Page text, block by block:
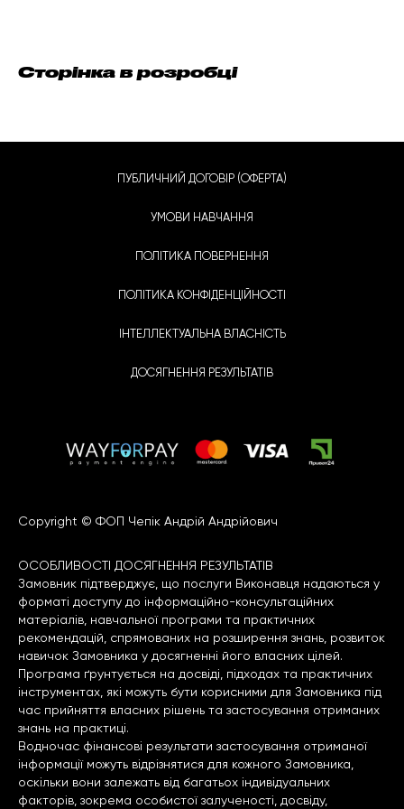
Сторінка в розробці
ПУБЛИЧНИЙ ДОГОВІР (ОФЕРТА)
УМОВИ НАВЧАННЯ
ПОЛІТИКА ПОВЕРНЕННЯ
ПОЛІТИКА КОНФІДЕНЦІЙНОСТІ
ІНТЕЛЛЕКТУАЛЬНА ВЛАСНІСТЬ
ДОСЯГНЕННЯ РЕЗУЛЬТАТІВ
Copyright © ФОП Чепік Андрій Андрійович
ОСОБЛИВОСТІ ДОСЯГНЕННЯ РЕЗУЛЬТАТІВ
Замовник підтверджує, що послуги Виконавця надаються у
форматі доступу до інформаційно-консультаційних
матеріалів, навчальної програми та практичних
рекомендацій, спрямованих на розширення знань, розвиток
навичок Замовника у досягненні його власних цілей.
Програма ґрунтується на досвіді, підходах та практичних
інструментах, які можуть бути корисними для Замовника під
час прийняття власних рішень та застосування отриманих
знань на практиці.
Водночас фінансові результати застосування отриманої
інформації можуть відрізнятися для кожного Замовника,
оскільки вони залежать від багатьох індивідуальних
факторів, зокрема особистої залученості, досвіду,